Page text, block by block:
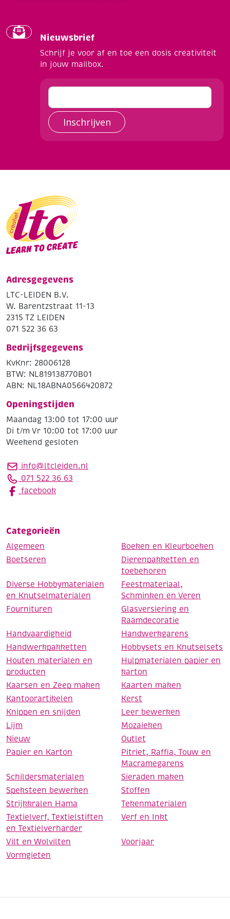
Nieuwsbrief
Schrijf je voor af en toe een dosis creativiteit
in jouw mailbox.
Inschrijven
Adresgegevens
LTC-LEIDEN B.V.
W. Barentzstraat 11-13
2315 TZ LEIDEN
071 522 36 63
Bedrijfsgegevens
KvKnr: 28006128
BTW: NL819138770B01
ABN: NL18ABNA0566420872
Openingstijden
Maandag 13:00 tot 17:00 uur
Di t/m Vr 10:00 tot 17:00 uur
Weekend gesloten
info@ltcleiden.nl
071 522 36 63
facebook
Categorieën
Algemeen
Boeken en Kleurboeken
Boetseren
Dierenpakketten en
toebehoren
Diverse Hobbymaterialen
en Knutselmaterialen
Feestmateriaal,
Schminken en Veren
Fournituren
Glasversiering en
Raamdecoratie
Handvaardigheid
Handwerkgarens
Handwerkpakketten
Hobbysets en Knutselsets
Houten materialen en
producten
Hulpmaterialen papier en
karton
Kaarsen en Zeep maken
Kaarten maken
Kantoorartikelen
Kerst
Knippen en snijden
Leer bewerken
Lijm
Mozaieken
Nieuw
Outlet
Papier en Karton
Pitriet, Raffia, Touw en
Macramegarens
Schildersmaterialen
Sieraden maken
Speksteen bewerken
Stoffen
Strijkkralen Hama
Tekenmaterialen
Textielverf, Textielstiften
en Textielverharder
Verf en Inkt
Vilt en Wolvilten
Voorjaar
Vormgieten